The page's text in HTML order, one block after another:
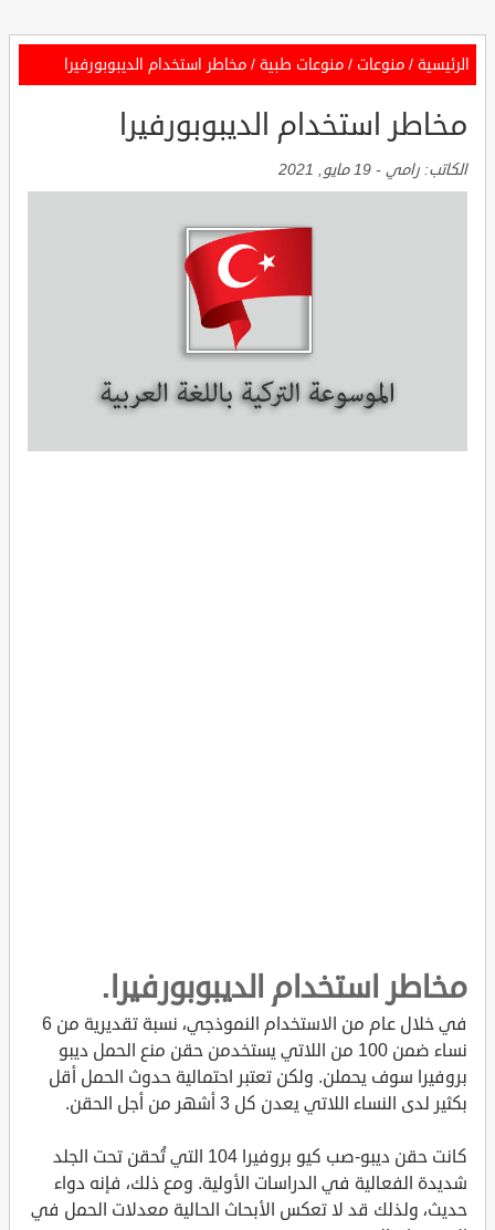
الرئيسية / منوعات / منوعات طبية / مخاطر استخدام الديبوبورفيرا
مخاطر استخدام الديبوبورفيرا
الكاتب: رامي - 19 مايو, 2021
مخاطر استخدام الديبوبورفيرا.
في خلال عام من الاستخدام النموذجي، نسبة تقديرية من 6
نساء ضمن 100 من اللاتي يستخدمن حقن منع الحمل ديبو
بروفيرا سوف يحملن. ولكن تعتبر احتمالية حدوث الحمل أقل
بكثير لدى النساء اللاتي يعدن كل 3 أشهر من أجل الحقن.
كانت حقن ديبو-صب كيو بروفيرا 104 التي تُحقن تحت الجلد
شديدة الفعالية في الدراسات الأولية. ومع ذلك، فإنه دواء
حديث، ولذلك قد لا تعكس الأبحاث الحالية معدلات الحمل في